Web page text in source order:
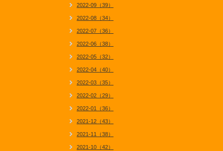
2022-09（39）
2022-08（34）
2022-07（36）
2022-06（38）
2022-05（32）
2022-04（40）
2022-03（35）
2022-02（29）
2022-01（36）
2021-12（43）
2021-11（38）
2021-10（42）